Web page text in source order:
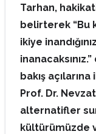
Tarhan,
belirterek “Bu
ikiye
bakış
Prof. Dr.
alternatifler
kültürümüzde